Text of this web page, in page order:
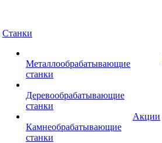
Станки
Металлообрабатывающие
станки
Деревообрабатывающие
станки
Камнеобрабатывающие
станки
Акции